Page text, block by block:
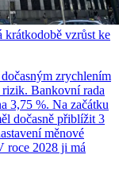
krátkodobě vzrůst ke
zrychlením
Bankovní rada
3,75 %. Na začátku
dočasně přiblížit 3
měnové
roce 2028 ji má